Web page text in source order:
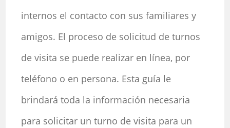
internos el contacto con sus familiares y
amigos. El proceso de solicitud de turnos
de visita se puede realizar en línea, por
teléfono o en persona. Esta guía le
brindará toda la información necesaria
para solicitar un turno de visita para un